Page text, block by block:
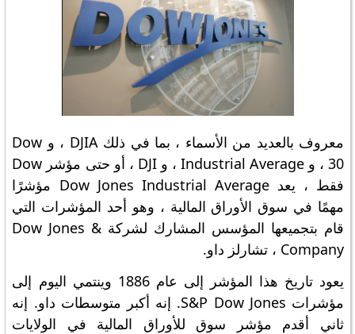
معروف بالعديد من الأسماء ، بما في ذلك DJIA ، و Dow
30 ، و Industrial Average ، و DJI ، أو حتى مؤشر Dow
​​فقط ، يعد Dow Jones Industrial Average مؤشرًا
مهمًا في سوق الأوراق المالية ، وهو أحد المؤشرات التي
قام بتجميعها المؤسس المشارك لشركة Dow Jones &
Company ، تشارلز داو.
يعود تاريخ هذا المؤشر إلى عام 1886 وينتمي اليوم إلى
مؤشرات S&P Dow Jones. إنه أكبر متوسطات داو. إنه
ثاني أقدم مؤشر سوق للأوراق المالية في الولايات